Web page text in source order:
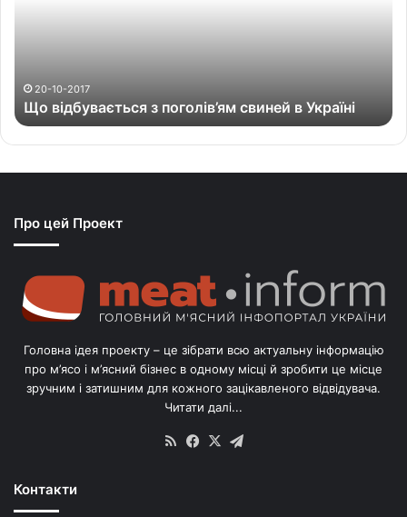
т
ь
п
о
е
й
20-10-2017
Що відбувається з поголів’ям свиней в Україні
Про цей Проект
Головна ідея проекту – це зібрати всю актуальну інформацію
про м’ясо і м’ясний бізнес в одному місці й зробити це місце
зручним і затишним для кожного зацікавленого відвідувача.
Читати далі...
RSS Facebook
X
Контакти